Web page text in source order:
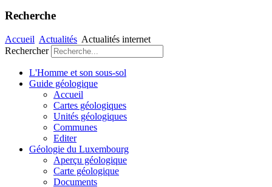
Recherche
Accueil Actualités Actualités internet
Rechercher
L'Homme et son sous-sol
Guide géologique
Accueil
Cartes géologiques
Unités géologiques
Communes
Editer
Géologie du Luxembourg
Aperçu géologique
Carte géologique
Documents